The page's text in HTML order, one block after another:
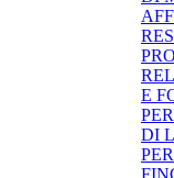
E
DI